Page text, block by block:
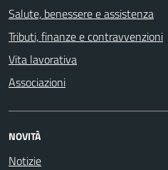
Salute, benessere e assistenza
Tributi, finanze e contravvenzioni
Vita lavorativa
Associazioni
NOVITÀ
Notizie